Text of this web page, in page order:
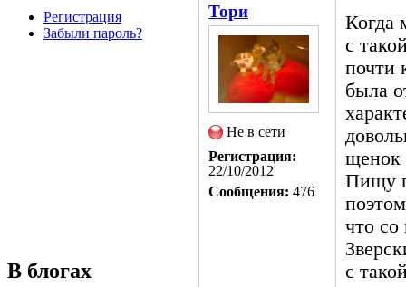
Регистрация
Забыли пароль?
В блогах
Тори
Не в сети
Регистрация:
22/10/2012
Сообщения: 476
Когда
с
почти
была
щенок
Пищу
что
с